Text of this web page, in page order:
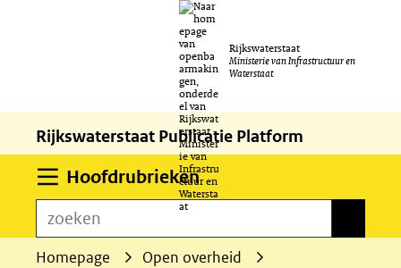
naar
de
inhoud
Rijkswaterstaat
Ministerie van Infrastructuur en
Waterstaat
Rijkswaterstaat Publicatie Platform
HoofdrubriekenUitklappen
zoeken
Homepage
Open overheid